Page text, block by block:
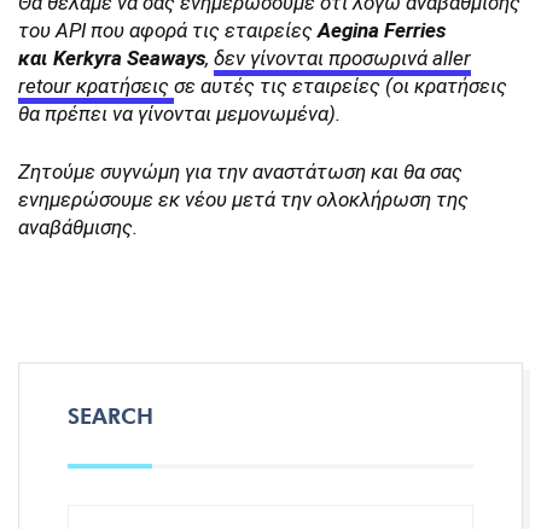
του ΑΡΙ που αφορά τις εταιρείεςAegina Ferries
και Kerkyra Seaways, δεν γίνονται προσωρινά aller
retour κρατήσεις σε αυτές τις εταιρείες (οι κρατήσεις
θα πρέπει να γίνονται μεμονωμένα).
Ζητούμε συγνώμη για την αναστάτωση και θα σας
ενημερώσουμε εκ νέου μετά την ολοκλήρωση της
αναβάθμισης.
SEARCH